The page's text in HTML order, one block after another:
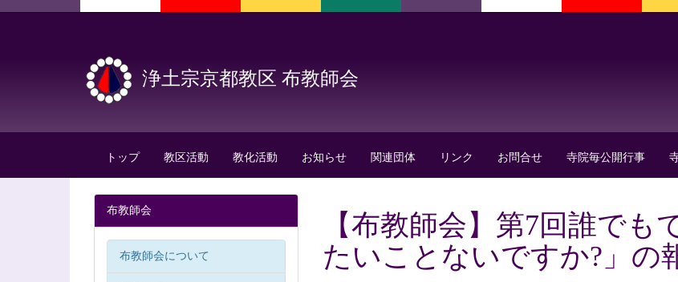
浄土宗京都教区 布教師会
トップ 教区活動 教化活動 お知らせ 関連団体 リンク お問合せ 寺院毎公開行事
【布教師会】第7回誰でも
たいことないですか?」の
布教師会
布教師会について